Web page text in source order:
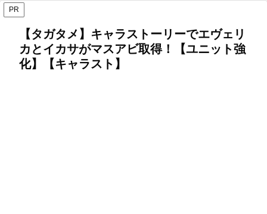
PR
【タガタメ】キャラストーリーでエヴェリ
カとイカサがマスアビ取得！【ユニット強
化】【キャラスト】